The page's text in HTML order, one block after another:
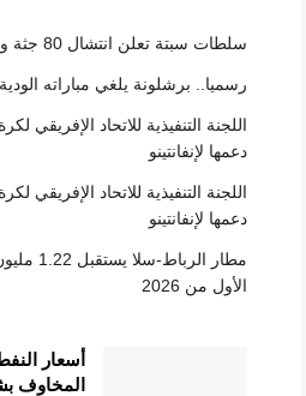
سلطات سبتة تعلن انتشال 80 جثة وتحديد هوية أربعة ضحايا
رسميا.. برشلونة يلغي مباراته
اللجنة التنفيذية للاتحاد الإفريقي
دعمها لإنفانتينو
اللجنة التنفيذية للاتحاد الإفريقي
دعمها لإنفانتينو
مطار
الأول من 2026
أسعار
المخاوف